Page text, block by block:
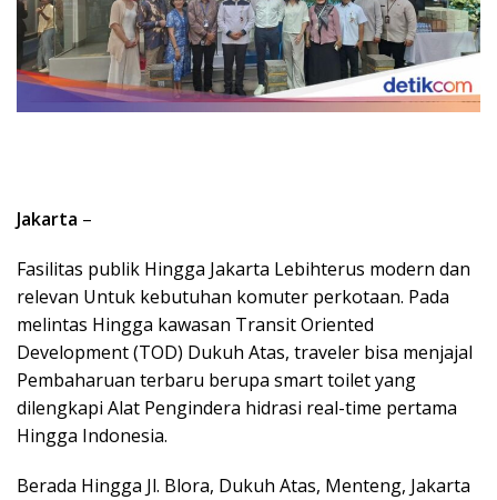
Jakarta –
Fasilitas publik Hingga Jakarta Lebihterus modern dan
relevan Untuk kebutuhan komuter perkotaan. Pada
melintas Hingga kawasan Transit Oriented
Development (TOD) Dukuh Atas, traveler bisa menjajal
Pembaharuan terbaru berupa smart toilet yang
dilengkapi Alat Pengindera hidrasi real-time pertama
Hingga Indonesia.
Berada Hingga Jl. Blora, Dukuh Atas, Menteng, Jakarta